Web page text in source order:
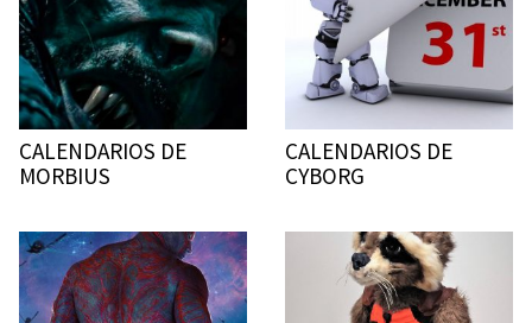
CALENDARIOS DE
MORBIUS
CALENDARIOS DE
CYBORG